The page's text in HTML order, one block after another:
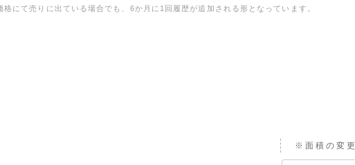
にて売りに出ている場合でも、6か月に1回履歴が追加される形となっています。
※面積の変更